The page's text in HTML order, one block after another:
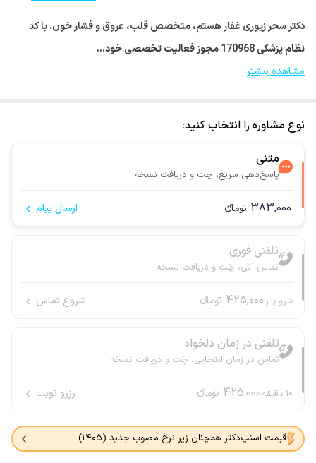
دکتر سحر زیوری غفار هستم، متخصص قلب، عروق و فشار خون. با کد
نظام پزشکی 170968 مجوز فعالیت تخصصی خود…
مشاهده بیشتر
نوع مشاوره را انتخاب کنید:
متنی
پاسخ‌دهی سریع، چَت و دریافت نسخه
383,000 تومانء ارسال پیام
تلفنی فوری
تماس آنی، چَت و دریافت نسخه
شروع از 425,000 تومانء شروع تماس
تلفنی در زمان دلخواه
تماس در زمان انتخابی، چَت و دریافت نسخه
10 دقیقه425,000 تومانء رزرو نوبت
قیمت اسنپ‌دکتر همچنان زیر نرخ مصوب جدید (۱۴۰۵)